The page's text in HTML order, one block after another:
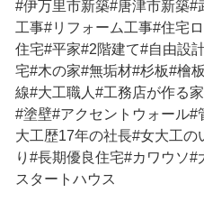
#伊万里市新築#唐津市新築
工事#リフォーム工事#住宅
住宅#平家#2階建て#自由設
宅#木の家#無垢材#杉板#檜
線#大工職人#工務店が作る
#塗壁#アクセントウォール
大工歴17年の社長#女大工の
り#長期優良住宅#カワウソ
スタートハウス